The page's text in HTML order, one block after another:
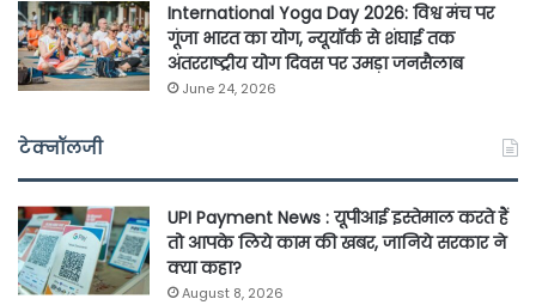
International Yoga Day 2026: विश्व मंच पर
गूंजा भारत का योग, न्यूयॉर्क से शंघाई तक
अंतरराष्ट्रीय योग दिवस पर उमड़ा जनसैलाब
June 24, 2026
टेक्नॉलजी
UPI Payment News : यूपीआई इस्तेमाल करते हैं
तो आपके लिये काम की खबर, जानिये सरकार ने
क्या कहा?
August 8, 2026